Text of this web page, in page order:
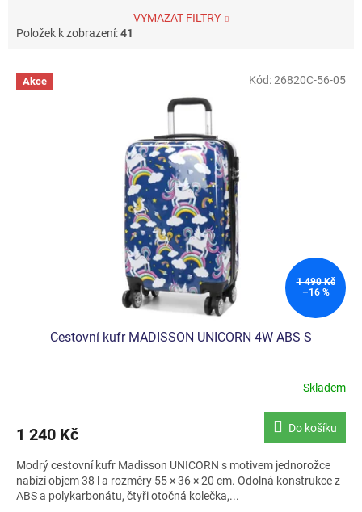
VYMAZAT FILTRY
Položek k zobrazení:41
V Akce
1 490 Kč
–16 %
Cestovní kufr MADISSON UNICORN 4W ABS S
Skladem
1 240 Kč Do košíku
Modrý cestovní kufr Madisson UNICORN s motivem jednorožce
nabízí objem 38 l a rozměry 55 × 36 × 20 cm. Odolná konstrukce z
ABS a polykarbonátu, čtyři otočná kolečka,...
Kód:26820C-56-05